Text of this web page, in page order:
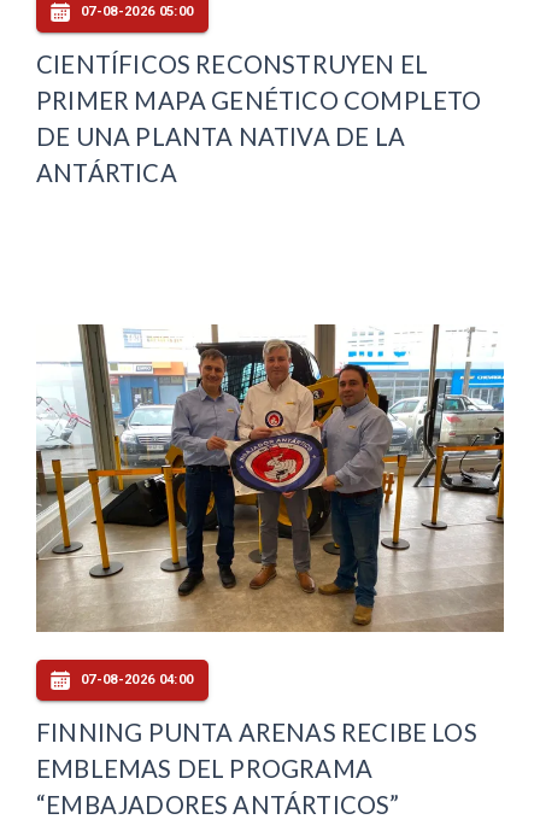
07-08-2026 05:00
CIENTÍFICOS RECONSTRUYEN EL
PRIMER MAPA GENÉTICO COMPLETO
DE UNA PLANTA NATIVA DE LA
ANTÁRTICA
07-08-2026 04:00
FINNING PUNTA ARENAS RECIBE LOS
EMBLEMAS DEL PROGRAMA
“EMBAJADORES ANTÁRTICOS”